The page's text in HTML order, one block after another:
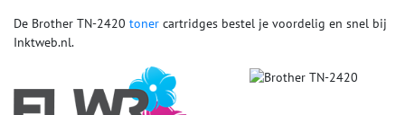
De Brother TN-2420 toner cartridges bestel je voordelig en snel bij
Inktweb.nl.